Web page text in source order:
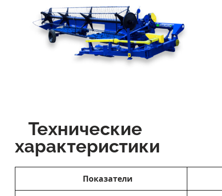
Технические
характеристики
Показатели